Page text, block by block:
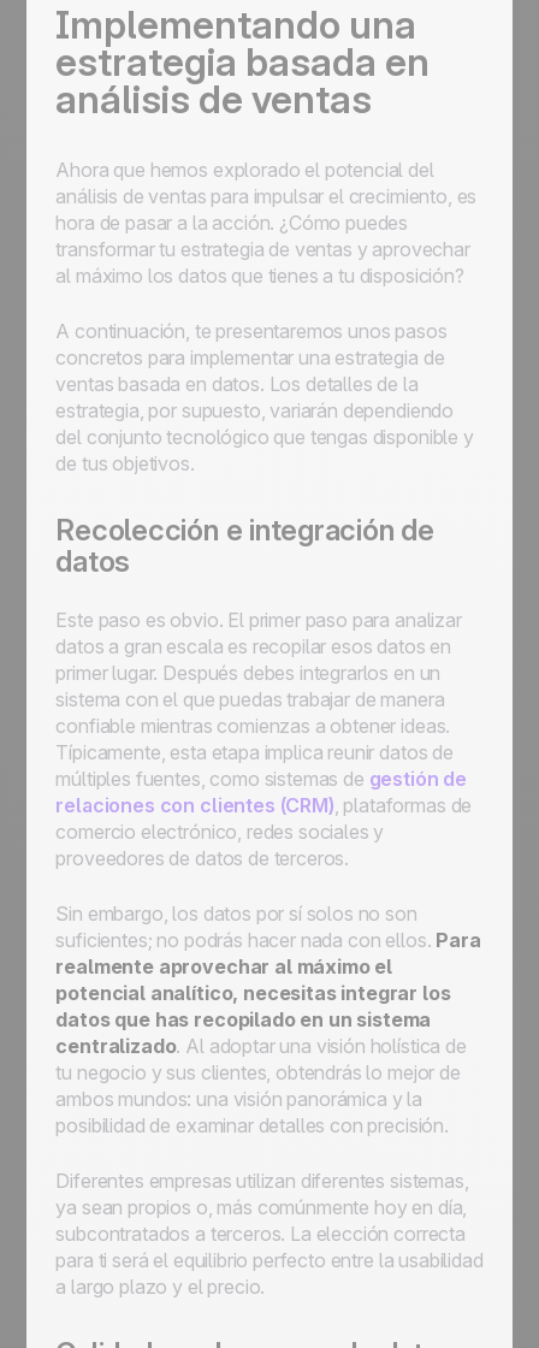
Implementando una
estrategia basada en
análisis de ventas
Ahora que hemos explorado el potencial del
análisis de ventas para impulsar el crecimiento, es
hora de pasar a la acción. ¿Cómo puedes
transformar tu estrategia de ventas y aprovechar
al máximo los datos que tienes a tu disposición?
A continuación, te presentaremos unos pasos
concretos para implementar una estrategia de
ventas basada en datos. Los detalles de la
estrategia, por supuesto, variarán dependiendo
del conjunto tecnológico que tengas disponible y
de tus objetivos.
Recolección e integración de
datos
Este paso es obvio. El primer paso para analizar
datos a gran escala es recopilar esos datos en
primer lugar. Después debes integrarlos en un
sistema con el que puedas trabajar de manera
confiable mientras comienzas a obtener ideas.
Típicamente, esta etapa implica reunir datos de
múltiples fuentes, como sistemas de gestión de
relaciones con clientes (CRM), plataformas de
comercio electrónico, redes sociales y
proveedores de datos de terceros.
Sin embargo, los datos por sí solos no son
suficientes; no podrás hacer nada con ellos. Para
realmente aprovechar al máximo el
potencial analítico, necesitas integrar los
datos que has recopilado en un sistema
centralizado. Al adoptar una visión holística de
tu negocio y sus clientes, obtendrás lo mejor de
ambos mundos: una visión panorámica y la
posibilidad de examinar detalles con precisión.
Diferentes empresas utilizan diferentes sistemas,
ya sean propios o, más comúnmente hoy en día,
subcontratados a terceros. La elección correcta
para ti será el equilibrio perfecto entre la usabilidad
a largo plazo y el precio.